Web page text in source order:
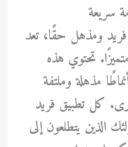
سريعة
فريد ومذهل حقًا، تعد
تحتوي هذه
مذهلة وملتفة
كل تطبيق فريد
الذين يتطلعون إلى